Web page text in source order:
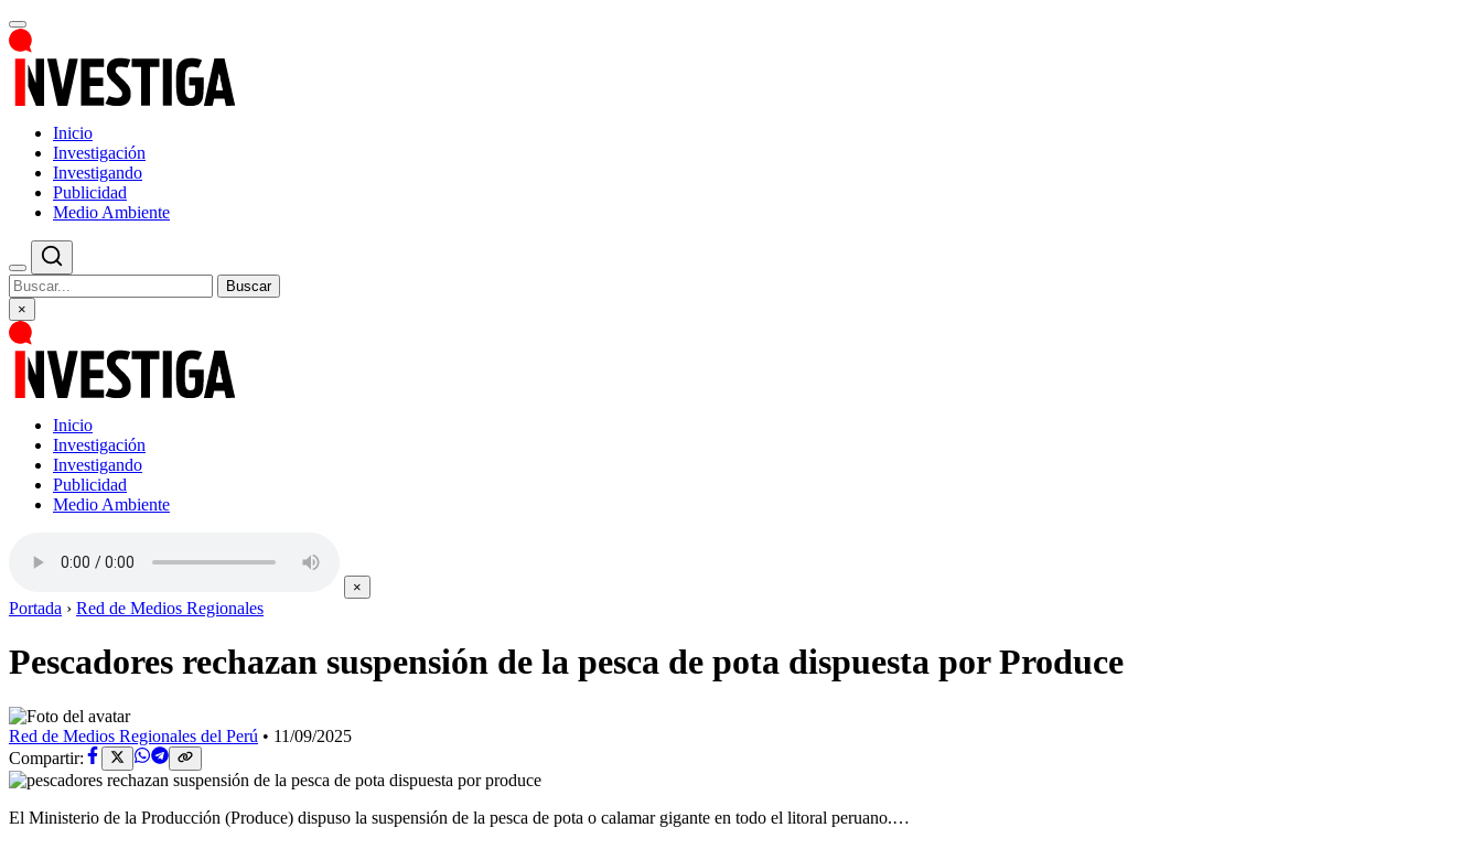
Inicio
Investigación
Investigando
Publicidad
Medio Ambiente
Buscar
×
Inicio
Investigación
Investigando
Publicidad
Medio Ambiente
×
Portada › Red de Medios Regionales
Pescadores rechazan suspensión de la pesca de pota dispuesta por Produce
Red de Medios Regionales del Perú • 11/09/2025
Compartir:
El Ministerio de la Producción (Produce) dispuso la suspensión de la pesca de pota o calamar gigante en todo el litoral peruano.…